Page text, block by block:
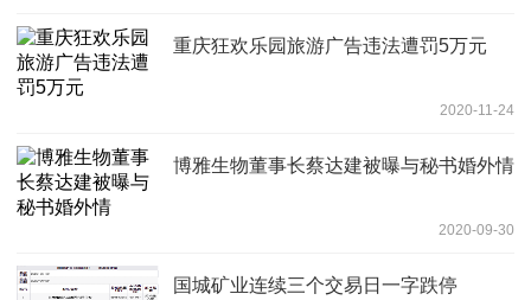
重庆狂欢乐园旅游广告违法遭罚5万元
2020-11-24
博雅生物董事长蔡达建被曝与秘书婚外情
2020-09-30
国城矿业连续三个交易日一字跌停